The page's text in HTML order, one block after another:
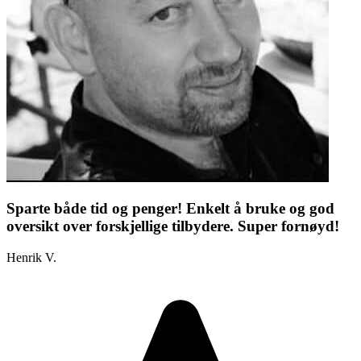
Sparte både tid og penger! Enkelt å bruke og god
oversikt over forskjellige tilbydere. Super fornøyd!
Henrik V.